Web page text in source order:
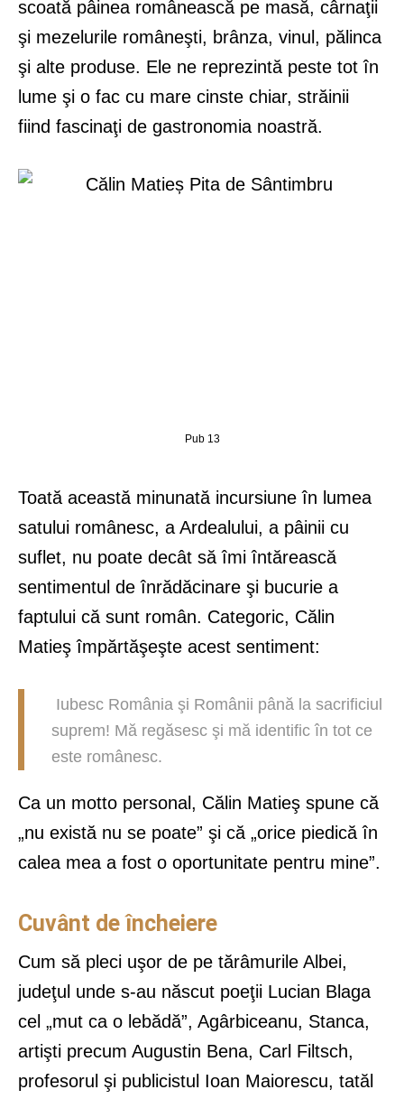
scoată pâinea românească pe masă, cârnaţii
şi mezelurile româneşti, brânza, vinul, pălinca
şi alte produse. Ele ne reprezintă peste tot în
lume şi o fac cu mare cinste chiar, străinii
fiind fascinaţi de gastronomia noastră.
Pub 13
Toată această minunată incursiune în lumea
satului românesc, a Ardealului, a pâinii cu
suflet, nu poate decât să îmi întărească
sentimentul de înrădăcinare şi bucurie a
faptului că sunt român. Categoric, Călin
Matieş împărtăşeşte acest sentiment:
Iubesc România şi Românii până la sacrificiul
suprem! Mă regăsesc şi mă identific în tot ce
este românesc.
Ca un motto personal, Călin Matieş spune că
„nu există nu se poate” şi că „orice piedică în
calea mea a fost o oportunitate pentru mine”.
Cuvânt de încheiere
Cum să pleci uşor de pe tărâmurile Albei,
judeţul unde s-au născut poeţii Lucian Blaga
cel „mut ca o lebădă”, Agârbiceanu, Stanca,
artişti precum Augustin Bena, Carl Filtsch,
profesorul şi publicistul Ioan Maiorescu, tatăl